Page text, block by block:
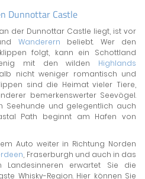
Dunnottar Castle
der Dunnottar Castle liegt, ist vor
Wanderern beliebt. Wer den
folgt, kann ein Schottland
mit den wilden Highlands
nicht weniger romantisch und
sind die Heimat vieler Tiere,
bemerkenswerter Seevögel.
Seehunde und gelegentlich auch
Path beginnt am Hafen von
Auto weiter in Richtung Norden
, Fraserburgh und auch in das
Landesinneren erwartet Sie die
Whisky-Region. Hier können Sie